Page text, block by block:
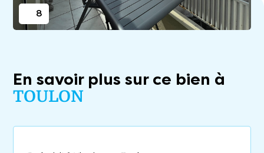
8
En savoir plus sur ce bien à
TOULON